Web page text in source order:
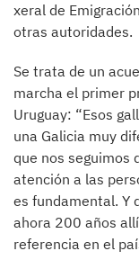
xeral de
otras autoridades.
Se trata de un
marcha el primer
Uruguay: “Esos
una Galicia muy
que nos seguimos
atención a las
es fundamental. Y
ahora 200 años
referencia en el